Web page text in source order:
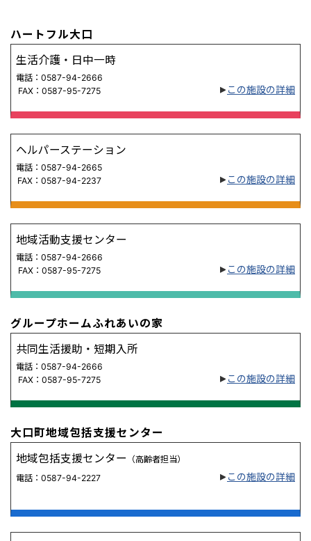
ハートフル大口
生活介護・日中一時
電話：0587-94-2666
FAX：0587-95-7275
この施設の詳細
ヘルパーステーション
電話：0587-94-2665
FAX：0587-94-2237
この施設の詳細
地域活動支援センター
電話：0587-94-2666
FAX：0587-95-7275
この施設の詳細
グループホームふれあいの家
共同生活援助・短期入所
電話：0587-94-2666
FAX：0587-95-7275
この施設の詳細
大口町地域包括支援センター
地域包括支援センター
（高齢者担当）
電話：0587-94-2227
この施設の詳細